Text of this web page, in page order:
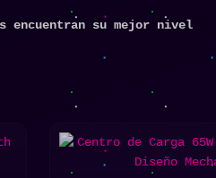
encuentran su mejor nivel